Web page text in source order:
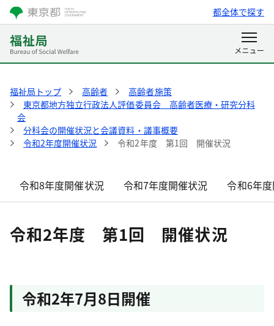
都全体で探す
福祉局トップ 高齢者
高齢者施策
東京都地方独立行政法人評価委員会 高齢者医療・研究分科
会
分科会の開催状況と会議資料・議事概要
令和2年度開催状況
令和2年度 第1回 開催状況
令和8年度開催状況 令和7年度開催状況 令和6年
令和2年度 第1回 開催状況
令和2年7月8日開催